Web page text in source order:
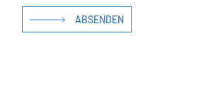
ABSENDEN